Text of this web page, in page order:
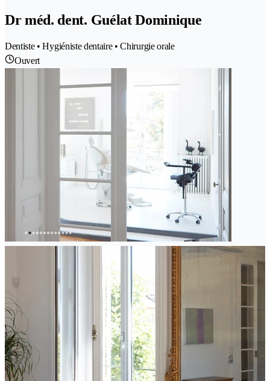
Dr méd. dent. Guélat Dominique
Dentiste • Hygiéniste dentaire • Chirurgie orale
Ouvert